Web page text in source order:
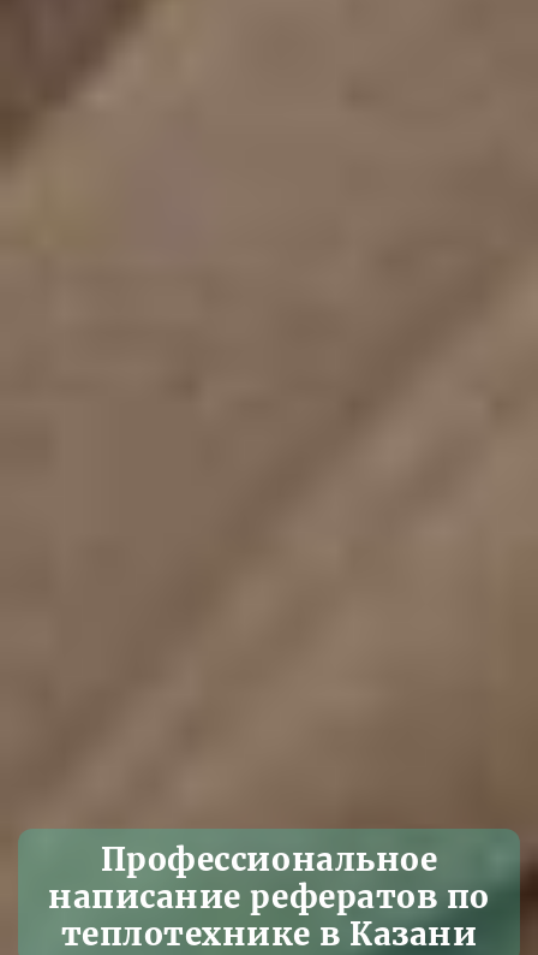
Профессиональное
написание рефератов по
теплотехнике в Казани